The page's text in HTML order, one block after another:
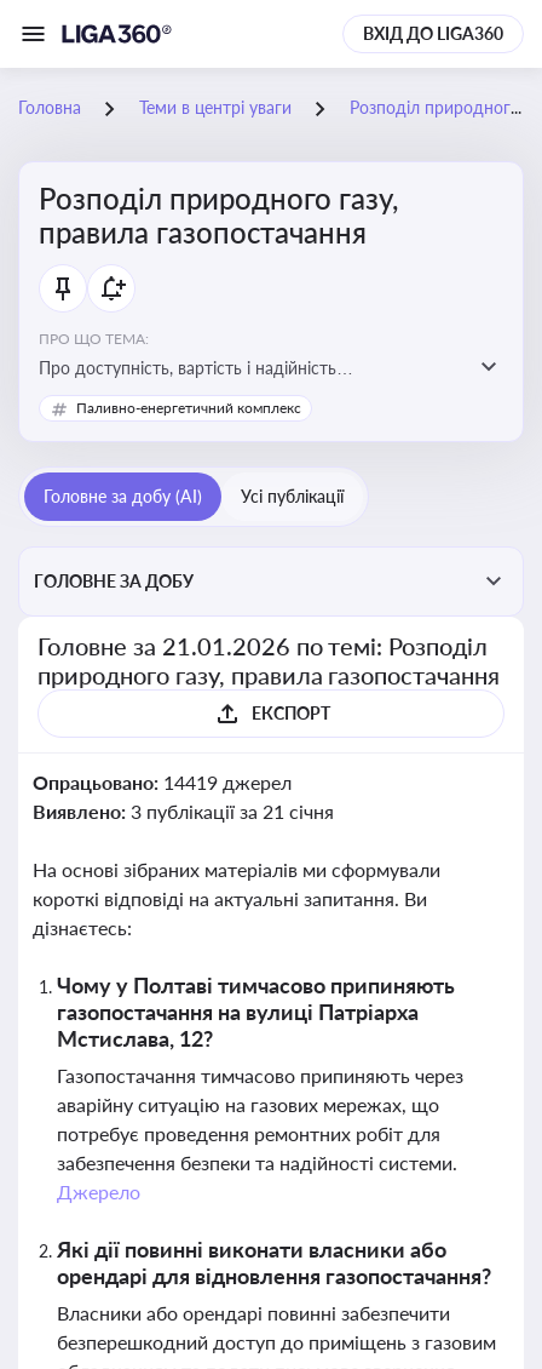
ВХІД ДО LIGA360
Головна Теми в центрі уваги Розподіл природного газу, правила газопостачання
Розподіл природного газу,
правила газопостачання
ПРО ЩО ТЕМА:
Про доступність, вартість і надійність
енергопостачання для бізнесу та вплив на економічну
стабільність
Паливно-енергетичний комплекс
Головне за добу (AI) Усі публікації
ГОЛОВНЕ ЗА ДОБУ
Головне за 21.01.2026 по темі: Розподіл
природного газу, правила газопостачання
ЕКСПОРТ
Опрацьовано: 14419 джерел
Виявлено: 3 публікації за 21 січня
На основі зібраних матеріалів ми сформували
короткі відповіді на актуальні запитання. Ви
дізнаєтесь:
Чому у Полтаві тимчасово припиняють
газопостачання на вулиці Патріарха
Мстислава, 12?
Газопостачання тимчасово припиняють через
аварійну ситуацію на газових мережах, що
потребує проведення ремонтних робіт для
забезпечення безпеки та надійності системи.
Джерело
Які дії повинні виконати власники або
орендарі для відновлення газопостачання?
Власники або орендарі повинні забезпечити
безперешкодний доступ до приміщень з газовим